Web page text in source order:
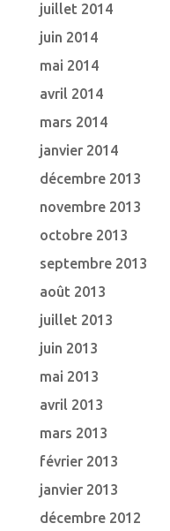
juillet 2014
juin 2014
mai 2014
avril 2014
mars 2014
janvier 2014
décembre 2013
novembre 2013
octobre 2013
septembre 2013
août 2013
juillet 2013
juin 2013
mai 2013
avril 2013
mars 2013
février 2013
janvier 2013
décembre 2012